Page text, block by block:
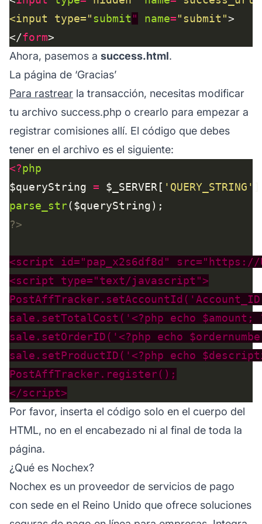
<input type="submit " name="submit"
</form
Ahora, pasemos a success.html.
La página de ‘Gracias’
Para rastrear la transacción, necesitas modificar
tu archivo success.php o crearlo para empezar a
registrar comisiones allí. El código que debes
tener en el archivo es el siguiente:
<?php
$queryString = $_SERVER[ 'QUERY_STRING'
parse_str
?>
Por favor, inserta el código solo en el cuerpo del
HTML, no en el encabezado ni al final de toda la
página.
¿Qué es Nochex?
Nochex es un proveedor de servicios de pago
con sede en el Reino Unido que ofrece soluciones